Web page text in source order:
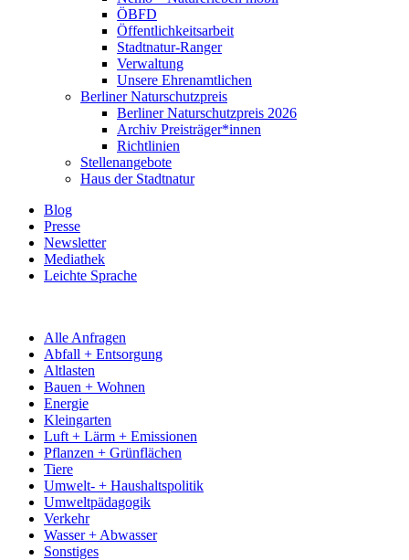
ÖBFD
Öffentlichkeitsarbeit
Stadtnatur-Ranger
Verwaltung
Unsere Ehrenamtlichen
Berliner Naturschutzpreis
Berliner Naturschutzpreis 2026
Archiv Preisträger*innen
Richtlinien
Stellenangebote
Haus der Stadtnatur
Blog
Presse
Newsletter
Mediathek
Leichte Sprache
Alle Anfragen
Abfall + Entsorgung
Altlasten
Bauen + Wohnen
Energie
Kleingarten
Luft + Lärm + Emissionen
Pflanzen + Grünflächen
Tiere
Umwelt- + Haushaltspolitik
Umweltpädagogik
Verkehr
Wasser + Abwasser
Sonstiges